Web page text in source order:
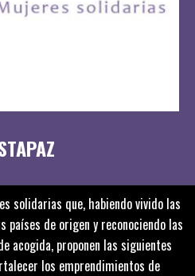
solidarias que, habiendo vivido las
de origen y reconociendo las
acogida, proponen las siguientes
los emprendimientos de